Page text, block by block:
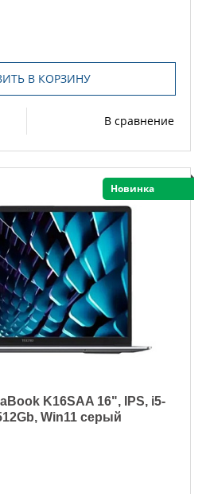
В КОРЗИНУ
В сравнение
Новинка
K16SAA 16", IPS, i5-
Win11 серый